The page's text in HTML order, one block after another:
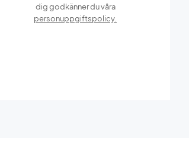
dig godkänner du våra
personuppgiftspolicy.